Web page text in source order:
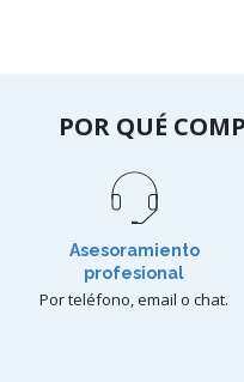
POR QUÉ
Asesoramiento
profesional
Por teléfono, email o chat.